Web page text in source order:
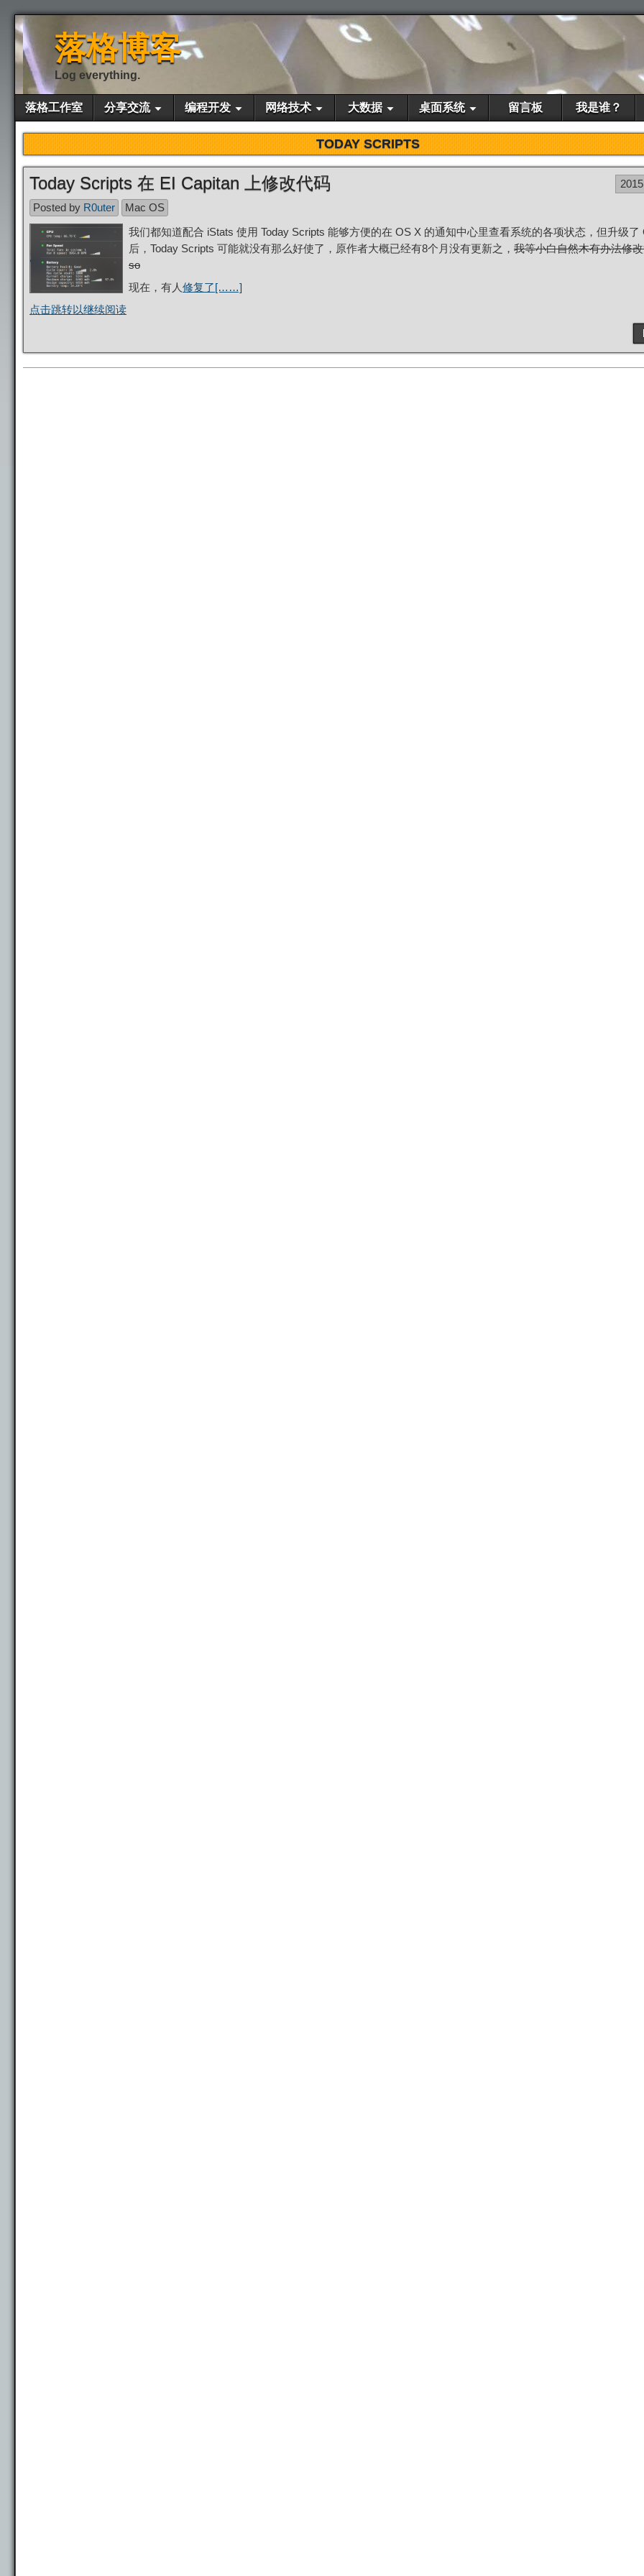
落格博客
Log everything.
落格工作室 分享交流 编程开发 网络技术 大数据 桌面系统 留言板 我是谁？
TODAY SCRIPTS
Today Scripts 在 EI Capitan 上修改代码
Posted by R0uter
Mac OS
我们都知道配合 iStats 使用 Today Scripts 能够方便的在 OS X 的通知中心里查看系统的各项状态，但升级了
后，Today Scripts 可能就没有那么好使了，原作者大概已经有8个月没有更新之， 我等小白自然木有办法修
so
现在，有人修复了[……]
点击跳转以继续阅读